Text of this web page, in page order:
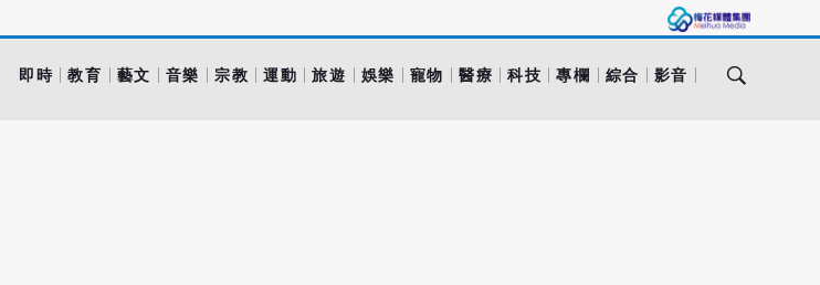
即時 教育 藝文 音樂 宗教 運動 旅遊 娛樂 寵物 醫療 科技 專欄 綜合 影音